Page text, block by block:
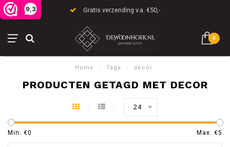
9,3 Gratis verzending v.a. €50,-
0
Home / Tags / decor
PRODUCTEN GETAGD MET DECOR
24
Min: €0 Max: €5